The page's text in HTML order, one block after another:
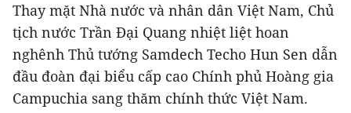
Thay mặt Nhà nước và nhân dân Việt Nam, Chủ
tịch nước Trần Đại Quang nhiệt liệt hoan
nghênh Thủ tướng Samdech Techo Hun Sen dẫn
đầu đoàn đại biểu cấp cao Chính phủ Hoàng gia
Campuchia sang thăm chính thức Việt Nam.